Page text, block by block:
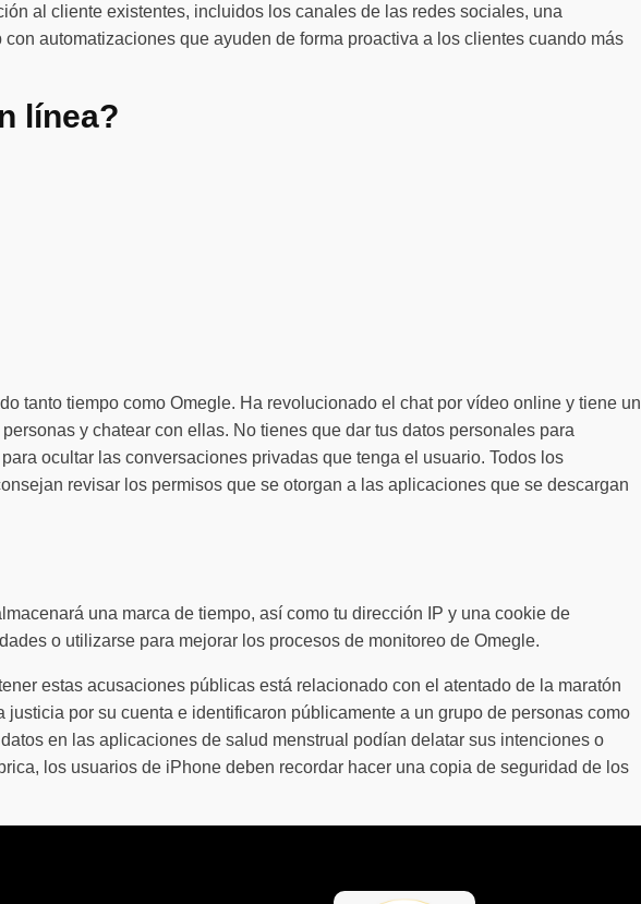
al cliente existentes, incluidos los canales de las redes sociales, una
automatizaciones que ayuden de forma proactiva a los clientes cuando más
línea?
tanto tiempo como Omegle. Ha revolucionado el chat por vídeo online y tiene un
y chatear con ellas. No tienes que dar tus datos personales para
ocultar las conversaciones privadas que tenga el usuario. Todos los
revisar los permisos que se otorgan a las aplicaciones que se descargan
una marca de tiempo, así como tu dirección IP y una cookie de
o utilizarse para mejorar los procesos de monitoreo de Omegle.
estas acusaciones públicas está relacionado con el atentado de la maratón
por su cuenta e identificaron públicamente a un grupo de personas como
en las aplicaciones de salud menstrual podían delatar sus intenciones o
los usuarios de iPhone deben recordar hacer una copia de seguridad de los